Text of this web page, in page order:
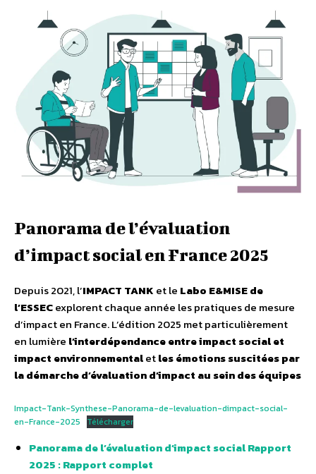
Panorama de l’évaluation
d’impact social en France 2025
Depuis 2021, l’IMPACT TANK et le Labo E&MISE de
l’ESSECexplorent chaque année les pratiques de mesure
d’impact en France. L’édition 2025 met particulièrement
en lumière l’interdépendance entre impact social et
impact environnementaletles émotions suscitées par
la démarche d’évaluation d’impact au sein des équipes
Impact-Tank-Synthese-Panorama-de-levaluation-dimpact-social-
en-France-2025
Télécharger
Panorama de l’évaluation d’impact social Rapport
2025 : Rapport complet